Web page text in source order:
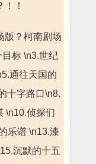
！
版？柯南剧场
标 \n3.世纪
通往天国的
十字路口\n8.
\n10.侦探们
乐谱 \n13.漆
沉默的十五